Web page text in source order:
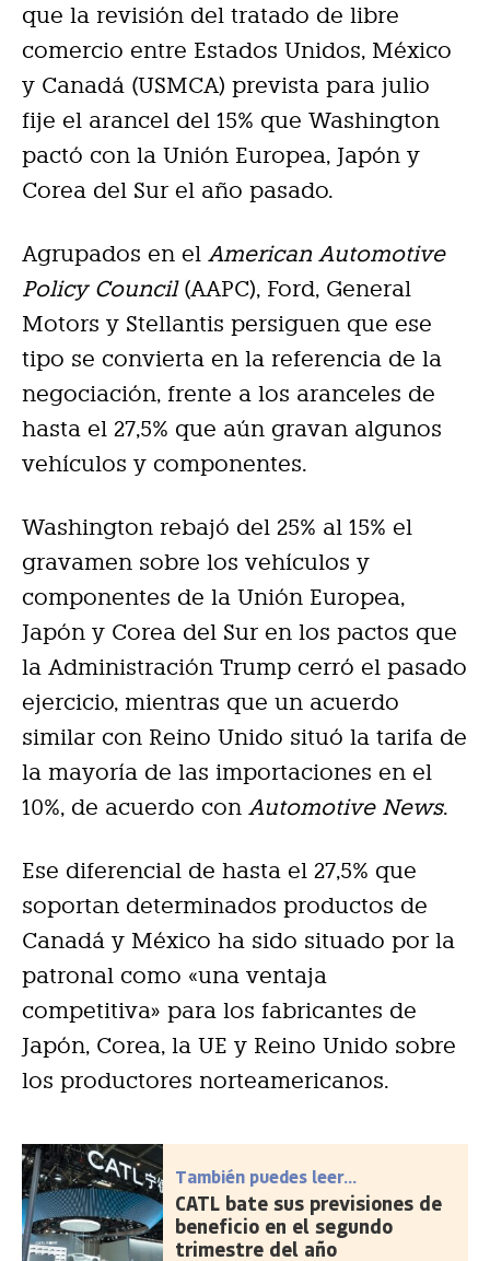
que la revisión del tratado de libre
comercio entre Estados Unidos, México
y Canadá (USMCA) prevista para julio
fije el arancel del 15% que Washington
pactó con la Unión Europea, Japón y
Corea del Sur el año pasado.
Agrupados en el American Automotive
Policy Council(AAPC), Ford, General
Motors y Stellantis persiguen que ese
tipo se convierta en la referencia de la
negociación, frente a los aranceles de
hasta el 27,5% que aún gravan algunos
vehículos y componentes.
Washington rebajó del 25% al 15% el
gravamen sobre los vehículos y
componentes de la Unión Europea,
Japón y Corea del Sur en los pactos que
la Administración Trump cerró el pasado
ejercicio, mientras que un acuerdo
similar con Reino Unido situó la tarifa de
la mayoría de las importaciones en el
10%, de acuerdo con Automotive News.
Ese diferencial de hasta el 27,5% que
soportan determinados productos de
Canadá y México ha sido situado por la
patronal como «una ventaja
competitiva» para los fabricantes de
Japón, Corea, la UE y Reino Unido sobre
los productores norteamericanos.
También puedes leer...
CATL bate sus previsiones de
beneficio en el segundo
trimestre del año